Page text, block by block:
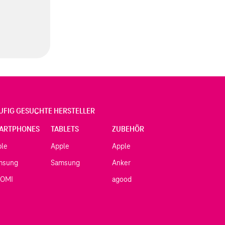
GESUCHTE HERSTELLER
TABLETS
Apple
Samsung
ZUBEHÖR
Apple
Anker
agood